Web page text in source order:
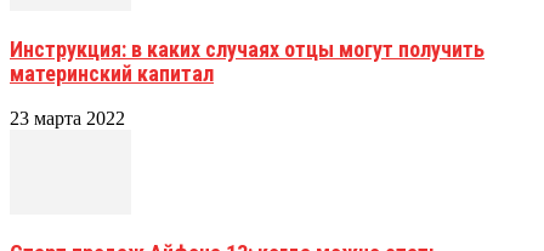
Инструкция: в каких случаях отцы могут получить
материнский капитал
23 марта 2022